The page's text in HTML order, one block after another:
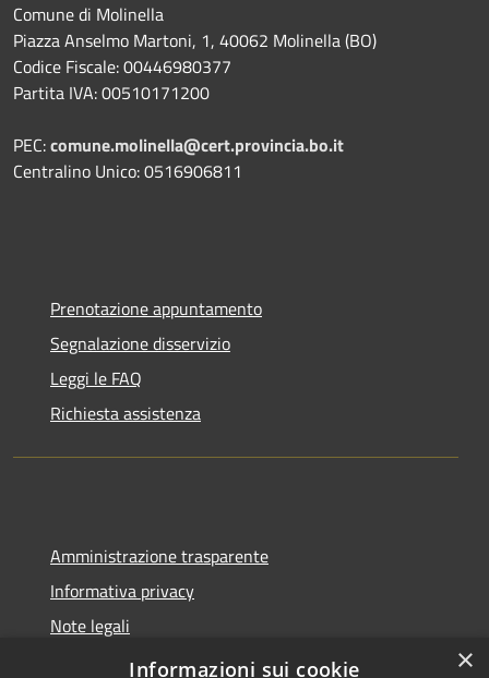
Comune di Molinella
Piazza Anselmo Martoni, 1, 40062 Molinella (BO)
Codice Fiscale: 00446980377
Partita IVA: 00510171200
PEC:comune.molinella@cert.provincia.bo.it
Centralino Unico: 0516906811
Prenotazione appuntamento
Segnalazione disservizio
Leggi le FAQ
Richiesta assistenza
Amministrazione trasparente
Informativa privacy
Note legali
Dichiarazione di accessibilità
×
Informazioni sui cookie